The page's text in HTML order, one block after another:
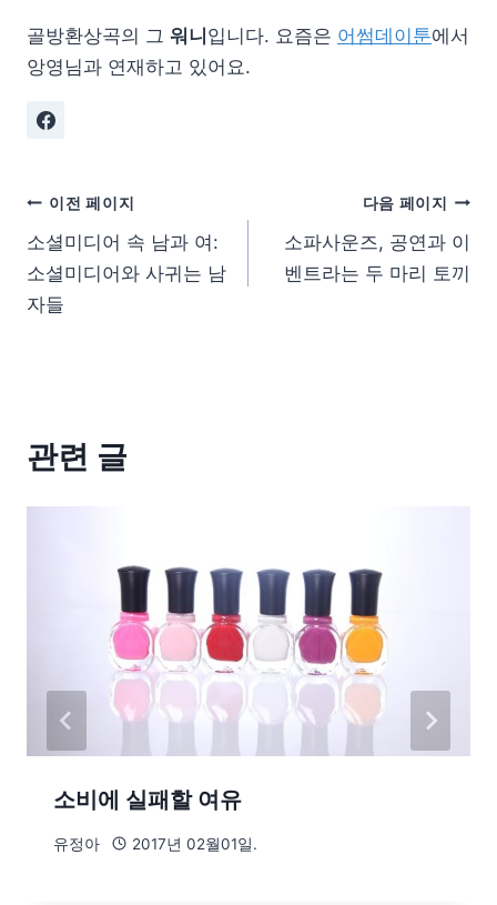
골방환상곡의 그 워니 입니다. 요즘은 어썸데이툰에서
앙영님과 연재하고 있어요.
이전 페이지
소셜미디어 속 남과 여:
소셜미디어와 사귀는 남
자들
다음 페이지
소파사운즈, 공연과 이
벤트라는 두 마리 토끼
관련 글
소비에 실패할 여유
유정아 2017년 02월01일.